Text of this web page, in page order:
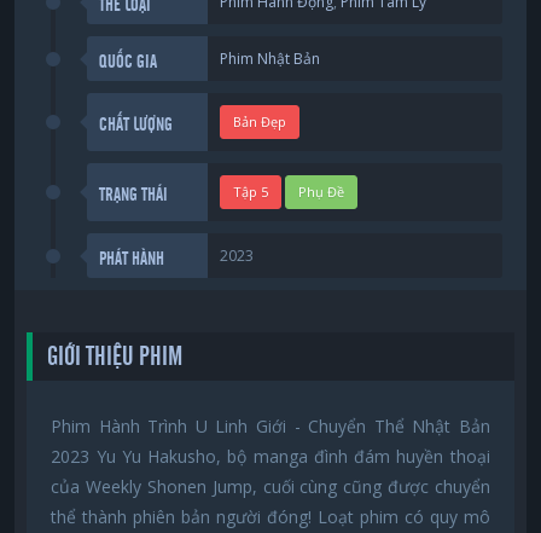
THỂ LOẠI
QUỐC GIA Phim Nhật Bản
CHẤT LƯỢNG Bản Đẹp
TRẠNG THÁI Tập 5 Phụ Đề
PHÁT HÀNH 2023
GIỚI THIỆU PHIM
Phim Hành Trình U Linh Giới - Chuyển Thể Nhật Bản
2023 Yu Yu Hakusho, bộ manga đình đám huyền thoại
của Weekly Shonen Jump, cuối cùng cũng được chuyển
thể thành phiên bản người đóng! Loạt phim có quy mô